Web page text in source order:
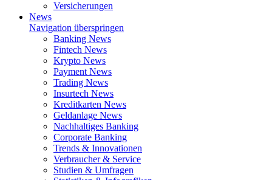
Versicherungen
News
Navigation überspringen
Banking News
Fintech News
Krypto News
Payment News
Trading News
Insurtech News
Kreditkarten News
Geldanlage News
Nachhaltiges Banking
Corporate Banking
Trends & Innovationen
Verbraucher & Service
Studien & Umfragen